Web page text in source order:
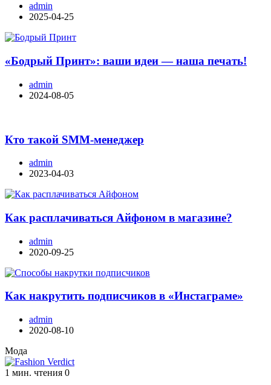
admin
2025-04-25
«Бодрый Принт»: ваши идеи — наша печать!
admin
2024-08-05
Кто такой SMM-менеджер
admin
2023-04-03
Как расплачиваться Айфоном в магазине?
admin
2020-09-25
Как накрутить подписчиков в «Инстаграме»
admin
2020-08-10
Мода
1 мин. чтения 0